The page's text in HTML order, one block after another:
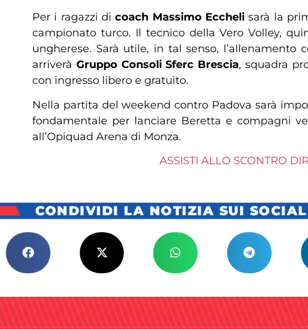
Per i ragazzi dicoach Massimo Eccheli sarà la
campionato turco. Il tecnico della Vero Volley,
ungherese. Sarà utile, in tal senso,
arriverà Gruppo Consoli Sferc Brescia, squadra
con ingresso libero e gratuito.
Nella partita del weekend contro Padova sarà
fondamentale per lanciare Beretta e compagni
all’Opiquad Arena di Monza.
ASSISTI ALLO SCONTRO
CONDIVIDI LA NOTIZIA SUI SOCIAL